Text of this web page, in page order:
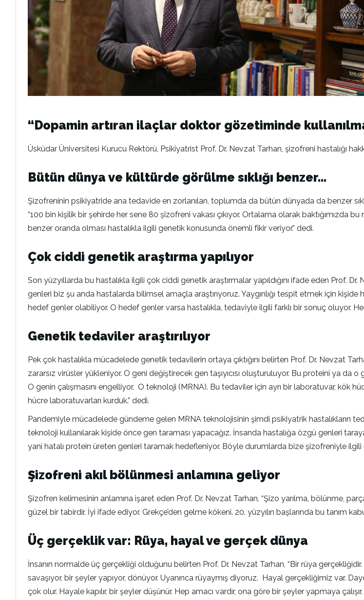
“Dopamin artıran ilaçlar doktor gözetiminde
Üsküdar Üniversitesi Kurucu Rektörü, Psikiyatrist Prof. Dr. Nevzat Tarhan, şizofreni hastalığı
Bütün dünya ve kültürde görülme sıklığı benzer…
Şizofreninin psikiyatride ana tedavide en zorlanılan, toplumda da bütün dünyada da benzer
“100 bin kişilik bir şehirde her sene 80 şizofreni vakası çıkıyor. Ortalama olarak baktığımızda
benzer oranda olması hastalıkla ilgili genetik konusunda önemli fikir veriyor.” dedi.
Çok ciddi genetik araştırma yapılıyor
Son yüzyıllarda bu hastalıkla ilgili çok ciddi genetik araştırmalar yapıldığını ifade eden Prof.
genleri biz şu anda hastalarda bilimsel amaçla araştırıyoruz. Yaygınlığı tespit etmek için
hedef genler olabiliyor. O hedef genler varsa hastalıkla, tedaviyle ilgili farklı bir sonuç oluyor.
Genetik tedaviler araştırılıyor
Pek çok hastalıkla mücadelede genetik tedavilerin ortaya çıktığını belirten Prof. Dr. Nevzat
zararsız virüsler yükleniyor. O geni değiştirecek gen taşıyıcısı oluşturuluyor. Bu proteini ya
O genin çalışmasını engelliyor. O teknoloji (MRNA). Bu tedaviler için ayrı bir laboratuvar, kök
hücre laboratuvarları kurduk.” dedi.
Pandemiyle mücadelede gündeme gelen MRNA teknolojisinin şimdi psikiyatrik hastalıkların
teknoloji kullanılarak kişide önce gen taraması yapacağız. İnsanda hastalığa özgü genleri
yani hatalı protein üreten genleri taramak hedefleniyor. Böyle durumlarda bize şizofreniyle ilgili
Şizofreni akıl bölünmesi anlamına geliyor
Şizofren kelimesinin anlamına işaret eden Prof. Dr. Nevzat Tarhan, “Şizo yarılma, bölünme,
güzel bir tabirdir. İyi ifade ediyor. Grekçe’den gelme kökeni. 20. yüzyılın başlarında bu tanım
Üç gerçeklik var: Rüya, hayal ve gerçek dünya
İnsanın normalde üç gerçekliği olduğunu belirten Prof. Dr. Nevzat Tarhan, “Bir rüya
savaşıyor, bir şeyler yapıyor, dönüyor. Uyanınca rüyaymış diyoruz. Hayal gerçekliğimiz var.
çok olur. Hayale kapılır, bir şeyler düşünür. Hep amacı vardır, ona göre bir şeyler yapmaya